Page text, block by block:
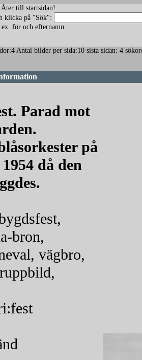
Åter till startsidan!
klicka på "Sök":
för och efternamn.
Antal bilder per sida:10 sista sidan: 4
Parad mot
på
då den
bron,
vägbro,